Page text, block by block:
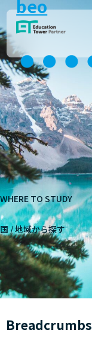
beo
WHERE TO STUDY
国 / 地域から探す
Breadcrumbs